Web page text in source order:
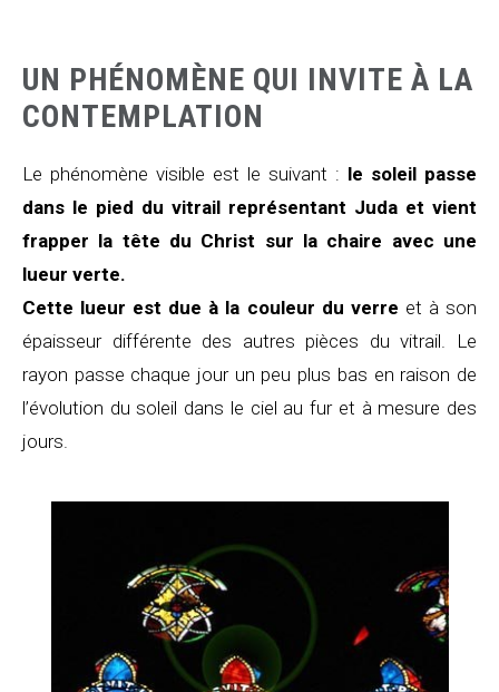
UN PHÉNOMÈNE QUI INVITE À LA
CONTEMPLATION
Le phénomène visible est le suivant : le soleil passe
dans le pied du vitrail représentant Juda et vient
frapper la tête du Christ sur la chaire avec une
lueur verte.
Cette lueur est due à la couleur du verre et à son
épaisseur différente des autres pièces du vitrail. Le
rayon passe chaque jour un peu plus bas en raison de
l’évolution du soleil dans le ciel au fur et à mesure des
jours.